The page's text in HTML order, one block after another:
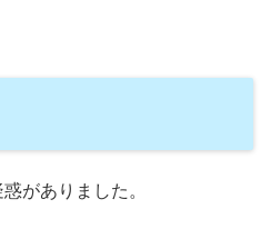
がありました。